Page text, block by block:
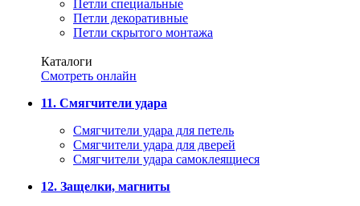
Петли специальные
Петли декоративные
Петли скрытого монтажа
Каталоги
Смотреть онлайн
11. Смягчители удара
Смягчители удара для петель
Смягчители удара для дверей
Cмягчители удара самоклеящиеся
12. Защелки, магниты